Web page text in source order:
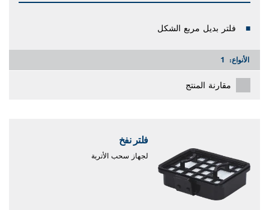
فلتر بديل مربع الشكل
الأنواع: 1
مقارنة المنتج
فلتر نفخ
لجهاز سحب الأتربة